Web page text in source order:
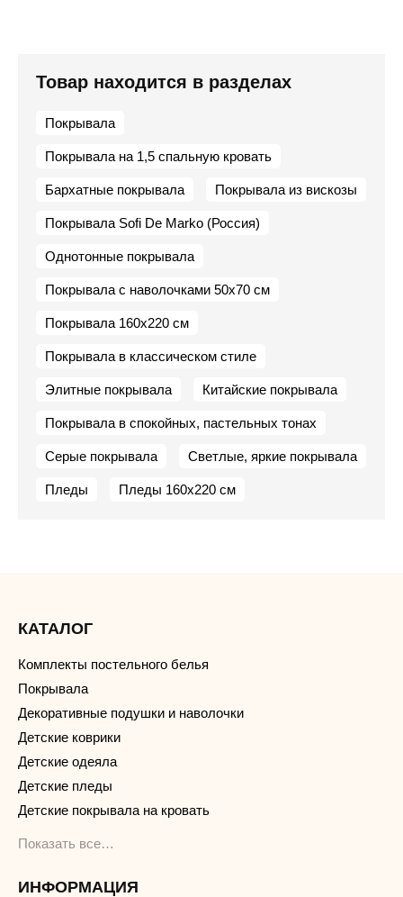
Товар находится в разделах
Покрывала
Покрывала на 1,5 спальную кровать
Бархатные покрывала Покрывала из вискозы
Покрывала Sofi De Marko (Россия)
Однотонные покрывала
Покрывала с наволочками 50х70 см
Покрывала 160х220 см
Покрывала в классическом стиле
Элитные покрывала Китайские покрывала
Покрывала в спокойных, пастельных тонах
Серые покрывала Светлые, яркие покрывала
Пледы Пледы 160х220 см
КАТАЛОГ
Комплекты постельного белья
Покрывала
Декоративные подушки и наволочки
Детские коврики
Детские одеяла
Детские пледы
Детские покрывала на кровать
Показать все…
ИНФОРМАЦИЯ